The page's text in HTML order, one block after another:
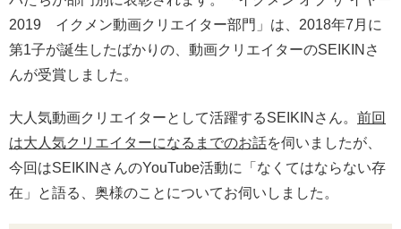
2019 イクメン動画クリエイター部門」は、2018年7月に
第1子が誕生したばかりの、動画クリエイターのSEIKINさ
んが受賞しました。
大人気動画クリエイターとして活躍するSEIKINさん。 前回
は大人気クリエイターになるまでのお話を伺いましたが、
今回はSEIKINさんのYouTube活動に「なくてはならない存
在」と語る、奥様のことについてお伺いしました。